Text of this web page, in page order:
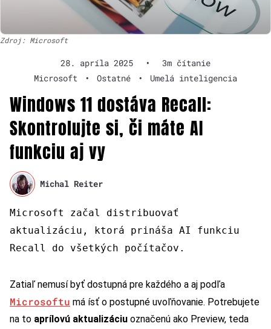
Zdroj: Microsoft
28. apríla 2025 •
3m čítanie
Microsoft
• Ostatné • Umelá inteligencia
Windows 11 dostáva Recall:
Skontrolujte si, či máte AI
funkciu aj vy
Michal Reiter
Microsoft začal distribuovať
aktualizáciu, ktorá prináša AI funkciu
Recall do všetkých počítačov.
Zatiaľ nemusí byť dostupná pre každého a aj podľa
Microsoftu má ísť o postupné uvoľňovanie. Potrebujete
na to aprílovú aktualizáciu označenú ako Preview, teda